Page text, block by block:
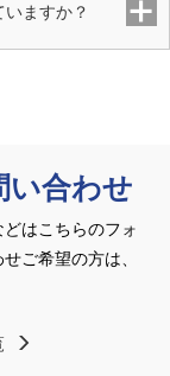
ますか？
い合わせ
はこちらのフォ
ご希望の方は、